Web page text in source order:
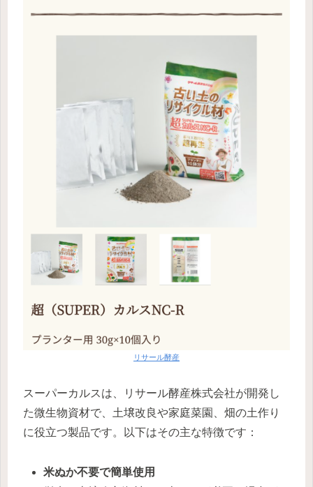
リサール酵産
スーパーカルスは、リサール酵産株式会社が開発し
た微生物資材で、土壌改良や家庭菜園、畑の土作り
に役立つ製品です。以下はその主な特徴です：
米ぬか不要で簡単使用